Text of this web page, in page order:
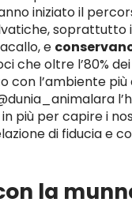
iniziato il
soprattutto
e
che oltre l’80%
l’ambiente più
più per capire i
di fiducia e
la